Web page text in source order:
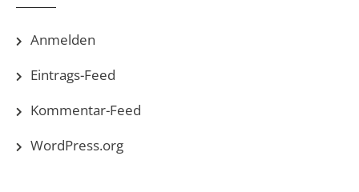
Anmelden
Eintrags-Feed
Kommentar-Feed
WordPress.org